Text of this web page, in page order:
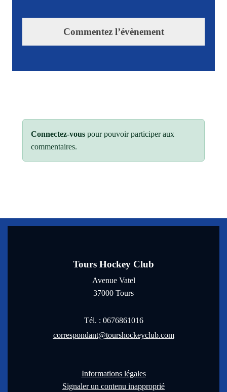
Commentez l’évènement
Connectez-vous pour pouvoir participer aux
commentaires.
Tours Hockey Club
Avenue Vatel
37000 Tours
Tél. : 0676861016
correspondant@tourshockeyclub.com
Informations légales
Signaler un contenu inapproprié